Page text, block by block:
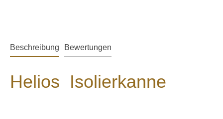
Beschreibung Bewertungen
Helios Isolierkanne